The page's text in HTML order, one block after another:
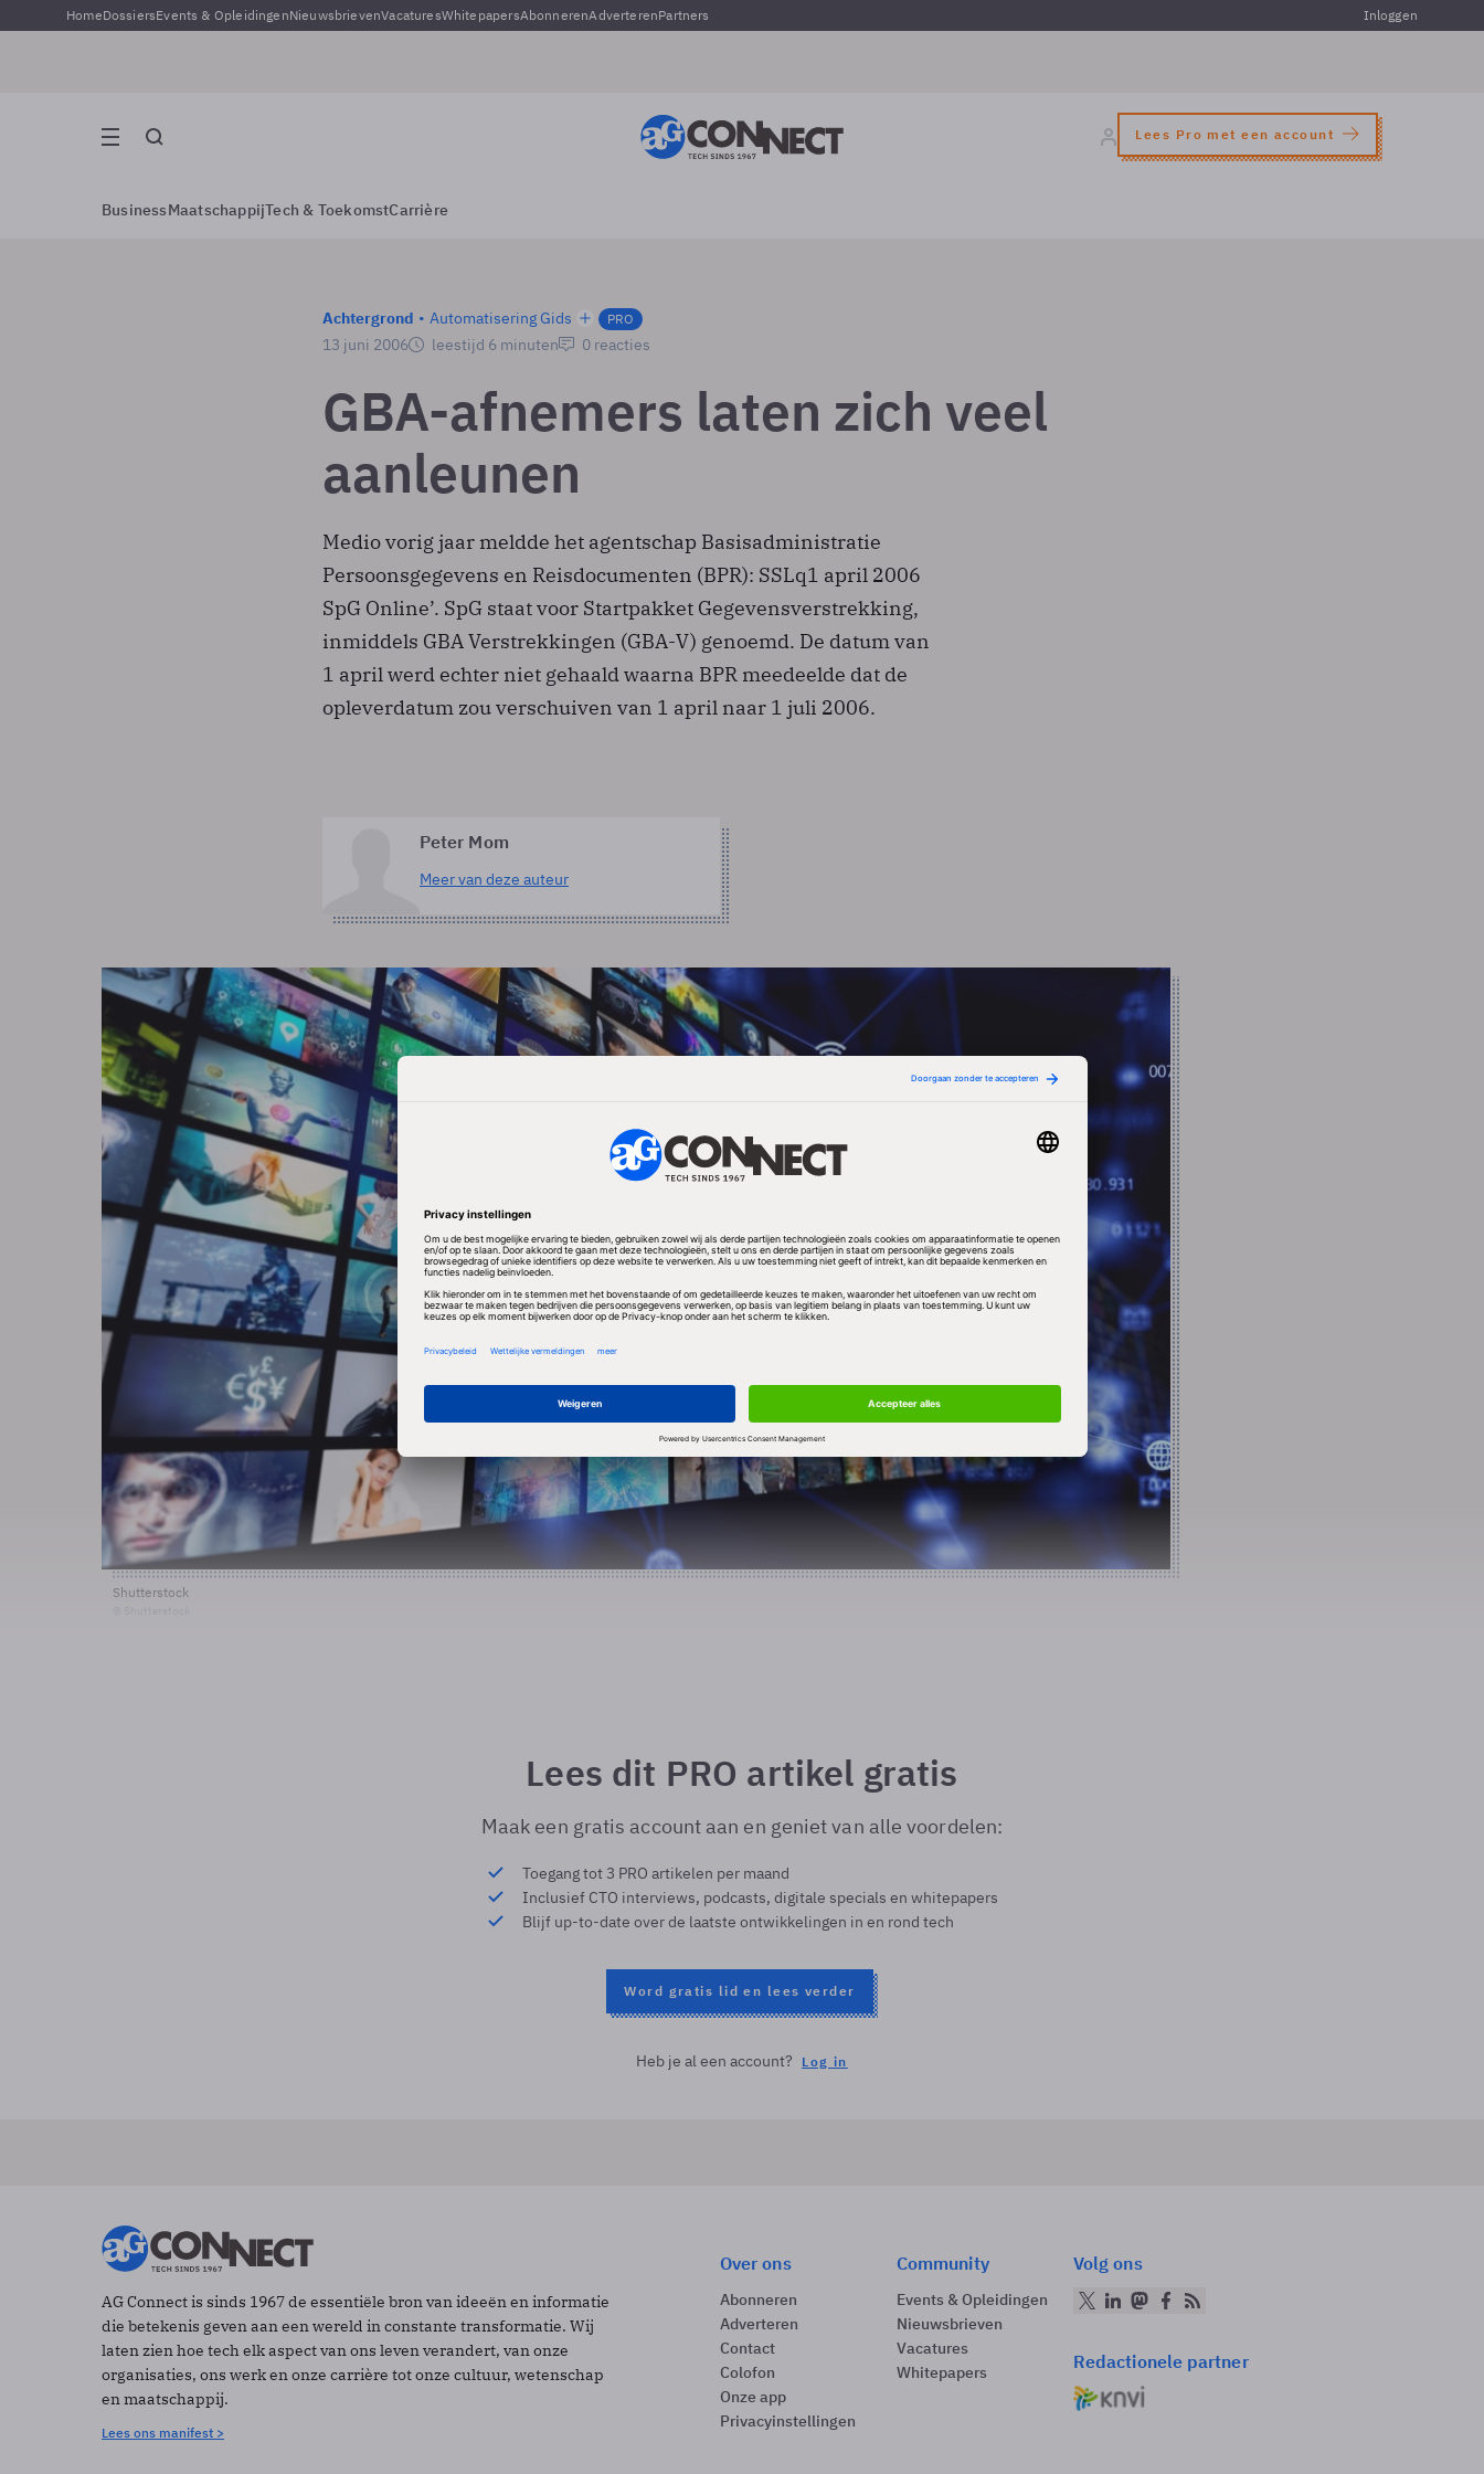
HomeDossiersEvents & OpleidingenNieuwsbrievenVacaturesWhitepapersAbonnerenAdverterenPartners Inloggen
Lees Pro met een account
BusinessMaatschappijTech & ToekomstCarrière
Achtergrond Automatisering Gids PRO
13 juni 2006 leestijd 6 minuten 0 reacties
GBA-afnemers laten zich veel
aanleunen
Medio vorig jaar meldde het agentschap Basisadministratie
Persoonsgegevens en Reisdocumenten (BPR): SSLq1 april 2006
SpG Online’. SpG staat voor Startpakket Gegevensverstrekking,
inmiddels GBA Verstrekkingen (GBA-V) genoemd. De datum van
1 april werd echter niet gehaald waarna BPR meedeelde dat de
opleverdatum zou verschuiven van 1 april naar 1 juli 2006.
Peter Mom
Meer van deze auteur
Shutterstock
Lees dit PRO artikel gratis
Maak een gratis account aan en geniet van alle voordelen:
Toegang tot 3 PRO artikelen per maand
Inclusief CTO interviews, podcasts, digitale specials en whitepapers
Blijf up-to-date over de laatste ontwikkelingen in en rond tech
Word gratis lid en lees verder
Heb je al een account? Log in
AG Connect is sinds 1967 de essentiële bron van ideeën en informatie
die betekenis geven aan een wereld in constante transformatie. Wij
laten zien hoe tech elk aspect van ons leven verandert, van onze
organisaties, ons werk en onze carrière tot onze cultuur, wetenschap
en maatschappij.
Lees ons manifest >
Over ons
Abonneren
Adverteren
Contact
Colofon
Onze app
Privacyinstellingen
Community
Events & Opleidingen
Nieuwsbrieven
Vacatures
Whitepapers
Volg ons
Redactionele partner